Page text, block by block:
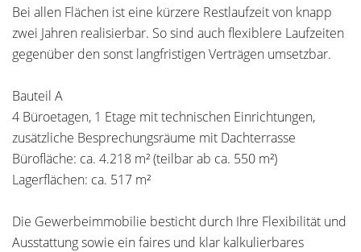
Bei allen Flächen ist eine kürzere Restlaufzeit von knapp
zwei Jahren realisierbar. So sind auch flexiblere Laufzeiten
gegenüber den sonst langfristigen Verträgen umsetzbar.
Bauteil A
4 Büroetagen, 1 Etage mit technischen Einrichtungen,
zusätzliche Besprechungsräume mit Dachterrasse
Bürofläche: ca. 4.218 m² (teilbar ab ca. 550 m²)
Lagerflächen: ca. 517 m²
Die Gewerbeimmobilie besticht durch Ihre Flexibilität und
Ausstattung sowie ein faires und klar kalkulierbares